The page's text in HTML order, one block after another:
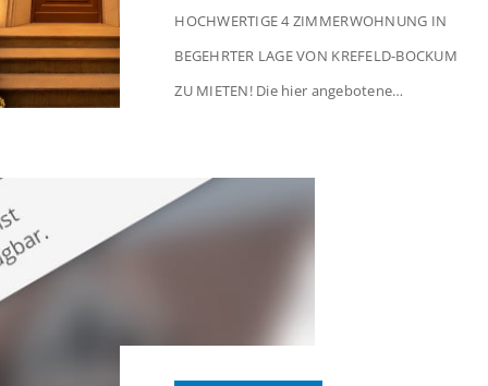
HOCHWERTIGE 4 ZIMMERWOHNUNG IN
BEGEHRTER LAGE VON KREFELD-BOCKUM
ZU MIETEN! Die hier angebotene
in begehrter Wohnlage von Krefeld-Bockum.